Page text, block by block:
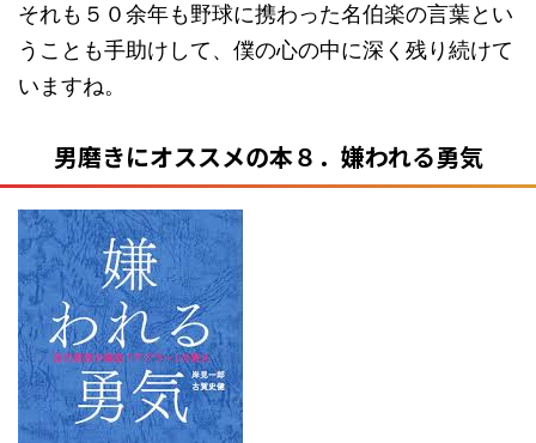
それも５０余年も野球に携わった名伯楽の言葉とい
うことも手助けして、僕の心の中に深く残り続けて
いますね。
男磨きにオススメの本８．嫌われる勇気